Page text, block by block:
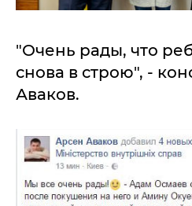
"Очень рады, что
снова в строю", -
Аваков.